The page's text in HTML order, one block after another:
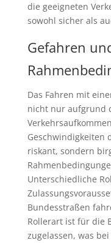
die geeigneten
sowohl sicher als
Gefahren
Das Fahren mit
nicht nur aufgrund
Geschwindigkeiten
riskant, sondern
Unterschiedliche
Bundesstraßen
Rollerart ist für die
zugelassen, was